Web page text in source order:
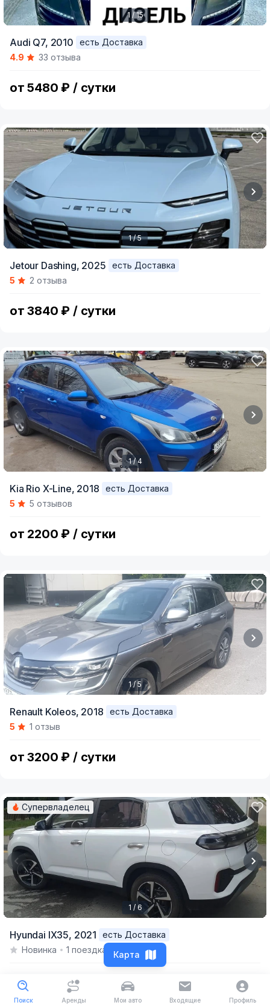
of
1 / 15
Audi Q7, 2010
есть Доставка
4.9
33 отзыва
от 5480 ₽ / сутки
of
1 / 5
Jetour Dashing, 2025
есть Доставка
5
2 отзыва
от 3840 ₽ / сутки
of
1 / 4
Kia Rio X-Line, 2018
есть Доставка
5
5 отзывов
от 2200 ₽ / сутки
of
1 / 5
Renault Koleos, 2018
есть Доставка
5
1 отзыв
от 3200 ₽ / сутки
of
Супервладелец
1 / 6
Hyundai IX35, 2021
есть Доставка
Новинка
1 поездка
от 3600 ₽ / сутки
Поиск Аренды Мои авто Входящие Профиль
Карта